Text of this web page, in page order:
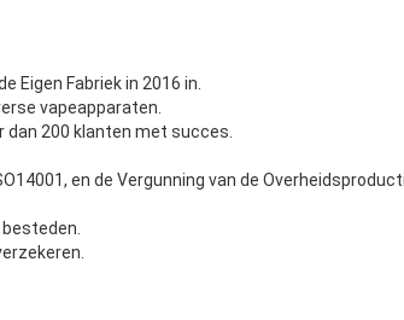
Eigen Fabriek in 2016 in.
vapeapparaten.
dan 200 klanten met succes.
en de Vergunning van de